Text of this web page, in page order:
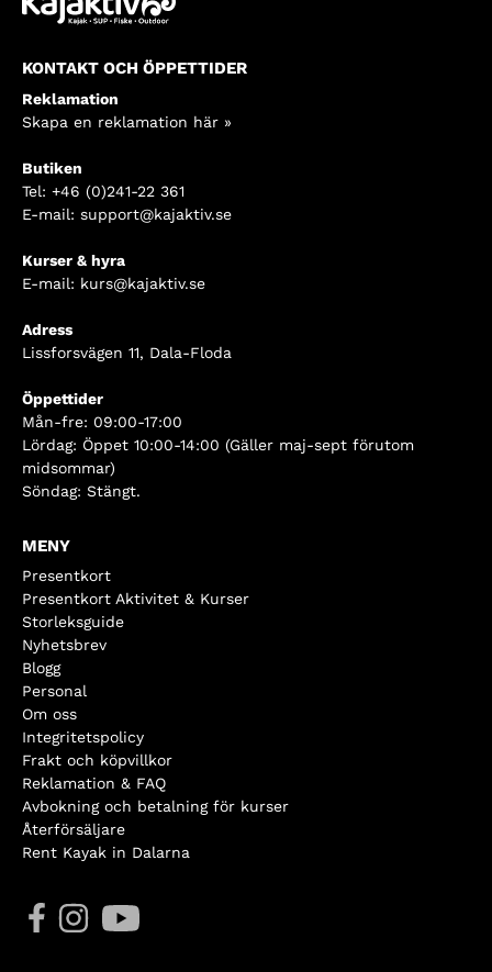
KONTAKT OCH ÖPPETTIDER
Reklamation
Skapa en reklamation här »
Butiken
Tel: +46 (0)241-22 361
E-mail: support@kajaktiv.se
Kurser & hyra
E-mail: kurs@kajaktiv.se
Adress
Lissforsvägen 11, Dala-Floda
Öppettider
Mån-fre: 09:00-17:00
Lördag: Öppet 10:00-14:00 (Gäller maj-sept förutom
midsommar)
Söndag: Stängt.
MENY
Presentkort
Presentkort Aktivitet & Kurser
Storleksguide
Nyhetsbrev
Blogg
Personal
Om oss
Integritetspolicy
Frakt och köpvillkor
Reklamation & FAQ
Avbokning och betalning för kurser
Återförsäljare
Rent Kayak in Dalarna